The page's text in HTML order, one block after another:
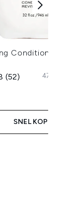
Conditioner
(52)
474ml
SNEL KOPEN